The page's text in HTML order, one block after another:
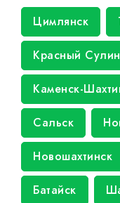
Цимлянск
Красный Сулин
Каменск-
Сальск
Новошахтинск
Батайск